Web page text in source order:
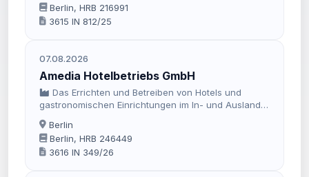
Berlin, HRB 216991
3615 IN 812/25
07.08.2026
Amedia Hotelbetriebs GmbH
Das Errichten und Betreiben von Hotels und
gastronomischen Einrichtungen im In- und Ausland
sowie der Handel mit Waren aller Art. Ausgenommen
ist der Handel mit erlaubsnispflichtigen Waren.
Berlin
Berlin, HRB 246449
3616 IN 349/26